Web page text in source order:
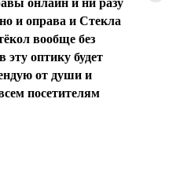
и оправа и Стекла
вообще без
оптику будет
от души и
посетителям